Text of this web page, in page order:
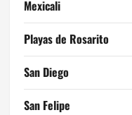
Mexicali
Playas de Rosarito
San Diego
San Felipe